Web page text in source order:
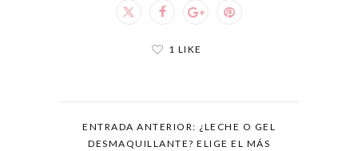
1 LIKE
ENTRADA ANTERIOR: ¿LECHE O GEL
DESMAQUILLANTE? ELIGE EL MÁS